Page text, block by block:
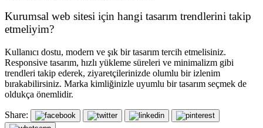
Kurumsal web sitesi için hangi tasarım trendlerini takip
etmeliyim?
Kullanıcı dostu, modern ve şık bir tasarım tercih etmelisiniz.
Responsive tasarım, hızlı yükleme süreleri ve minimalizm gibi
trendleri takip ederek, ziyaretçilerinizde olumlu bir izlenim
bırakabilirsiniz. Marka kimliğinizle uyumlu bir tasarım seçmek de
oldukça önemlidir.
Share: